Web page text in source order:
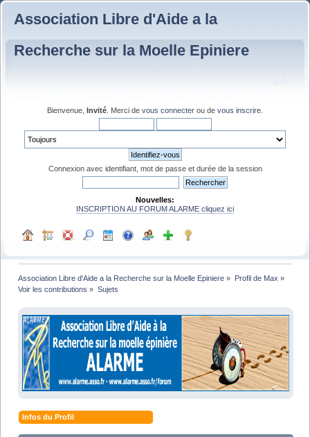
Association Libre d'Aide a la
Recherche sur la Moelle Epiniere
Bienvenue, Invité . Merci de vous connecter ou de vous inscrire
Connexion avec identifiant, mot de passe et durée de la session
Nouvelles:
INSCRIPTION AU FORUM ALARME cliquez ici
Association Libre d'Aide a la Recherche sur la Moelle Epiniere » Profil de Max »
Voir les contributions » Sujets
Infos du Profil